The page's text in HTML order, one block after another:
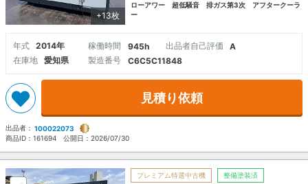
+13枚
ローアワー 超低騒音 排ガス第3次 アフタークーラ
ー
年式 2014年 稼働時間 945h 出品者自己評価
A
在庫地
愛知県 製造番号 C6C5C11848
見積り依頼
出品者： 100022073
商品ID： 161694 公開日： 2026/07/30
プレミアム特選中古機 整備塗装済